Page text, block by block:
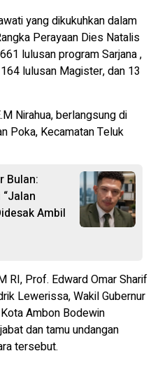
yang dikukuhkan dalam
Perayaan Dies Natalis
lulusan program Sarjana ,
lulusan Magister, dan 13
Nirahua, berlangsung di
Poka, Kecamatan Teluk
Bulan:
Ambil
RI, Prof. Edward Omar Sharif
Lewerissa, Wakil Gubernur
Ambon Bodewin
dan tamu undangan
tersebut.